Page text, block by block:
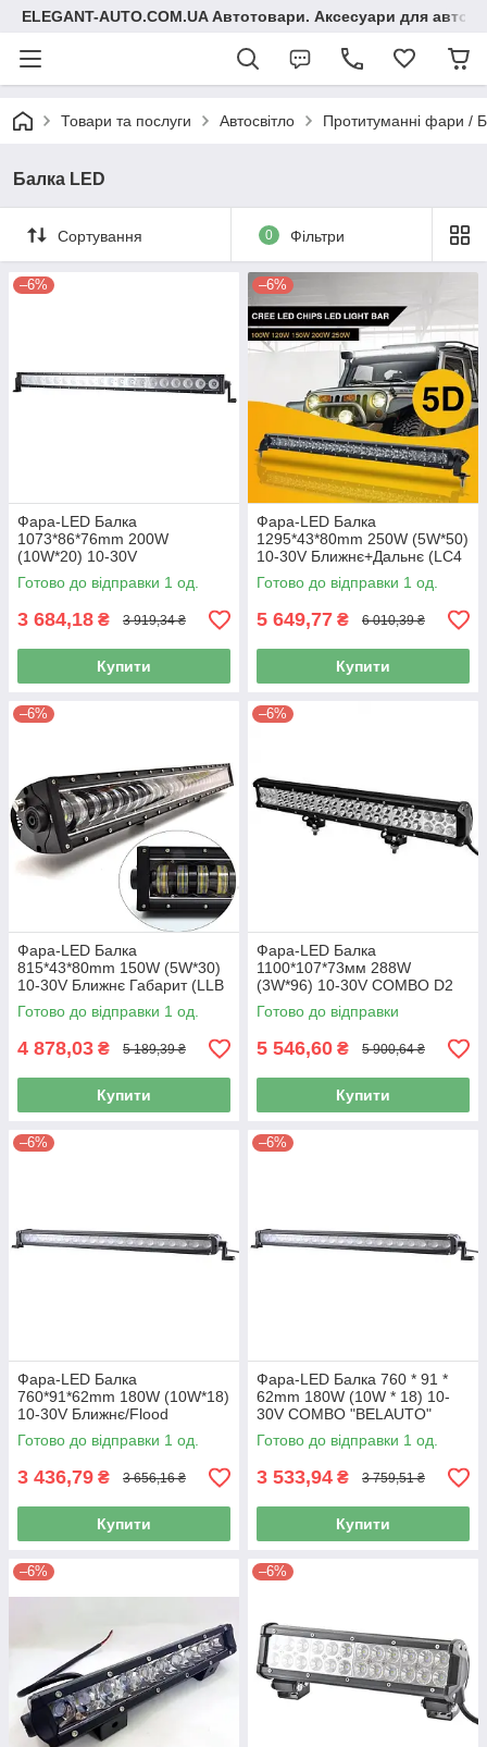
ELEGANT-AUTO.COM.UA Автотовари. Аксесуари для авто
Товари та послуги Автосвітло Протитуманні фари /
Балка LED
Сортування 0 Фільтри
–6%
Фара-LED Балка
1073*86*76mm 200W
(10W*20) 10-30V
Ближнє/Flood "BELAUTO"
(BOL2010F) (1шт) IP69
Готово до відправки 1 од.
3 684,18 ₴ 3 919,34 ₴
Купити
–6%
Фара-LED Балка
1295*43*80mm 250W (5W*50)
10-30V Ближнє+Дальнє (LC4
5D 250W) (1шт) 3408
Готово до відправки 1 од.
5 649,77 ₴ 6 010,39 ₴
Купити
–6%
Фара-LED Балка
815*43*80mm 150W (5W*30)
10-30V Ближнє Габарит (LLB
240W) (1шт)
Готово до відправки 1 од.
4 878,03 ₴ 5 189,39 ₴
Купити
–6%
Фара-LED Балка
1100*107*73мм 288W
(3W*96) 10-30V COMBO D2
Black
Готово до відправки
5 546,60 ₴ 5 900,64 ₴
Купити
–6%
Фара-LED Балка
760*91*62mm 180W (10W*18)
10-30V Ближнє/Flood
"BELAUTO" (BOL1810LF)
(1шт) IP69
Готово до відправки 1 од.
3 436,79 ₴ 3 656,16 ₴
Купити
–6%
Фара-LED Балка 760 * 91 *
62mm 180W (10W * 18) 10-
30V COMBO "BELAUTO"
(BOL1810LC) (1шт)
Готово до відправки 1 од.
3 533,94 ₴ 3 759,51 ₴
Купити
–6% –6%